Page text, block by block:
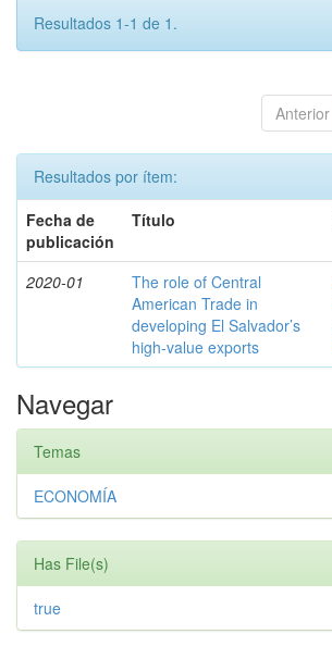
Resultados 1-1 de 1.
Anterior
Resultados por ítem:
Fecha de
publicación
Título
2020-01
The role of Central
American Trade in
developing El Salvador’s
high-value exports
Navegar
Temas
ECONOMÍA
Has File(s)
true